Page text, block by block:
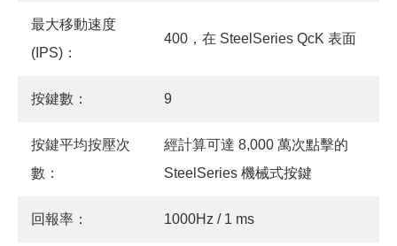
最大移動速度
(IPS)：
400，在 SteelSeries QcK 表面
按鍵數： 9
按鍵平均按壓次
數：
經計算可達 8,000 萬次點擊的
SteelSeries 機械式按鍵
回報率： 1000Hz / 1 ms